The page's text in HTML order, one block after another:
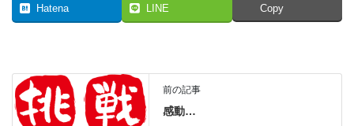
Hatena LINE Copy
前の記事
感動…